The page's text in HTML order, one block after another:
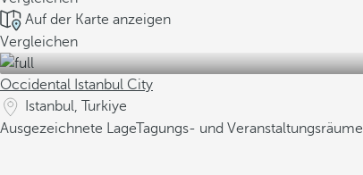
Auf der Karte anzeigen
Vergleichen
Occidental Istanbul City
Istanbul, Turkiye
Ausgezeichnete LageTagungs- und Veranstaltungsräume